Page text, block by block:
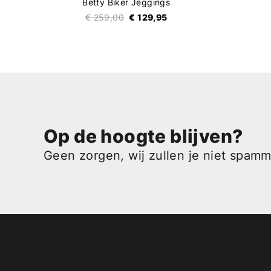
Betty Biker Jeggings
€ 259,00 € 129,95
Op de hoogte blijven?
Geen zorgen, wij zullen je niet